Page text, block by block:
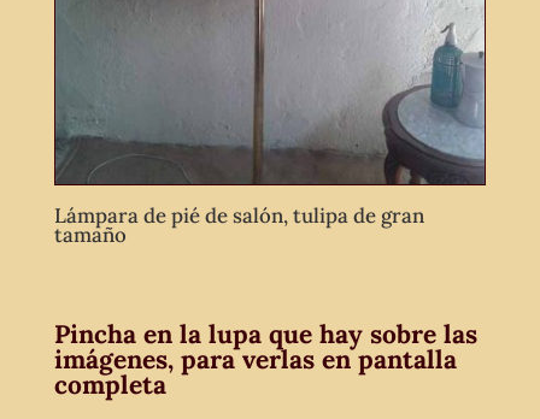
Lámpara de pié de salón, tulipa de gran
tamaño
Pincha en la lupa que hay sobre las
imágenes, para verlas en pantalla
completa